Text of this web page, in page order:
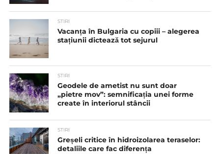
STIRI
Vacanța în Bulgaria cu copiii – alegerea
stațiunii dictează tot sejurul
STIRI
Geodele de ametist nu sunt doar
„pietre mov”: semnificația unei forme
create în interiorul stâncii
STIRI
Greșeli critice în hidroizolarea teraselor:
detaliile care fac diferența